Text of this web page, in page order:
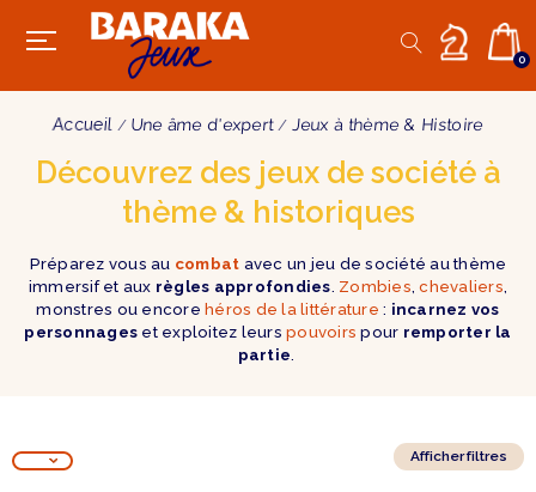
0
Accueil Une âme d'expert Jeux à thème & Histoire
Découvrez des jeux de société à
thème & historiques
Préparez vous au combat avec un jeu de société au thème
immersif et aux règles approfondies Zombies ,chevaliers
monstres ou encore héros de la littérature : incarnez vos
personnages et exploitez leurspouvoirspour remporter la
partie
Afficher filtres